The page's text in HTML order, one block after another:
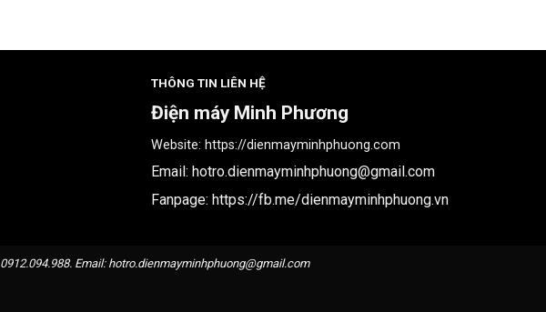
THÔNG TIN LIÊN HỆ
Điện máy Minh Phương
Website: https://dienmayminhphuong.com
Email: hotro.dienmayminhphuong@gmail.com
Fanpage:https://fb.me/dienmayminhphuong.vn
0912.094.988. Email: hotro.dienmayminhphuong@gmail.com